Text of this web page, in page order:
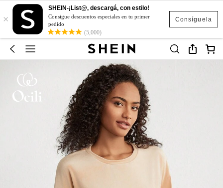
Consíguela
×
SHEIN-¡List@, descargá, con estilo!
Consigue descuentos especiales en tu primer
pedido
(5,000)